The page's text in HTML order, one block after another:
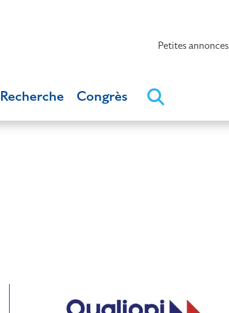
Petites annonces
Recherche Congrès